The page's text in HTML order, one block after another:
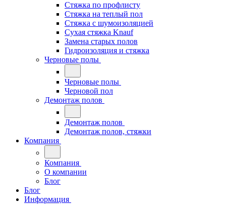
Стяжка по профлисту
Стяжка на теплый пол
Стяжка с шумоизоляцией
Сухая стяжка Knauf
Замена старых полов
Гидроизоляция и стяжка
Черновые полы
Черновые полы
Черновой пол
Демонтаж полов
Демонтаж полов
Демонтаж полов, стяжки
Компания
Компания
О компании
Блог
Блог
Информация